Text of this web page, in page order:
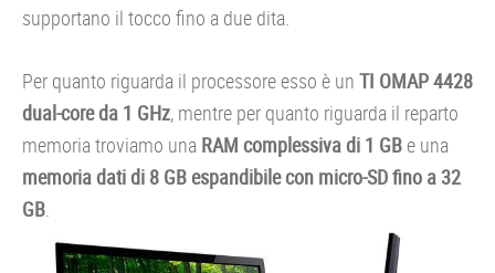
supportano il tocco fino a due dita.
Per quanto riguarda il processore esso è un TI OMAP 4428
dual-core da 1 GHz, mentre per quanto riguarda il reparto
memoria troviamo una RAM complessiva di 1 GB e una
memoria dati di 8 GB espandibile con micro-SD fino a 32
GB.